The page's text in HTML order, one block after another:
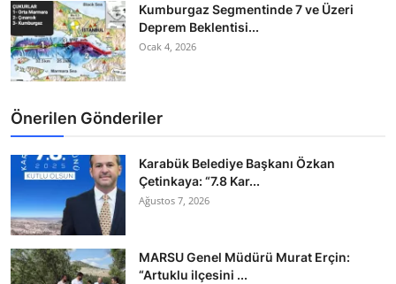
Kumburgaz Segmentinde 7 ve Üzeri
Deprem Beklentisi...
Ocak 4, 2026
Önerilen Gönderiler
Karabük Belediye Başkanı Özkan
Çetinkaya: “7.8 Kar...
Ağustos 7, 2026
MARSU Genel Müdürü Murat Erçin:
“Artuklu ilçesini ...